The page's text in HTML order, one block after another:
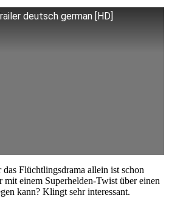
deutsch german [HD]
Flüchtlingsdrama allein ist schon
mit einem Superhelden-Twist über einen
kann? Klingt sehr interessant.